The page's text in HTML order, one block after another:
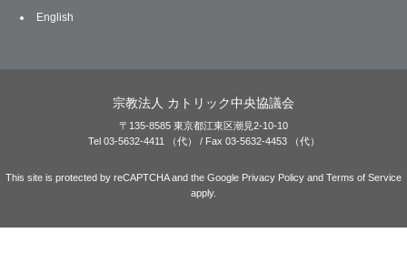
English
宗教法人 カトリック中央協議会
〒135-8585 東京都江東区潮見2-10-10
Tel 03-5632-4411 （代） / Fax 03-5632-4453 （代）
This site is protected by reCAPTCHA and the Google Privacy Policy and Terms of Service
apply.